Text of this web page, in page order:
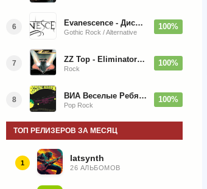
6 Evanescence - Дискография (1998-2026)
Gothic Rock / Alternative
100%
7 ZZ Top - Eliminator 1983
Rock
100%
8 ВИА Веселые Ребята - Любовь - Огромная Страна - 1974/2026
Pop Rock
100%
ТОП РЕЛИЗЕРОВ ЗА МЕСЯЦ
1 latsynth
26 АЛЬБОМОВ